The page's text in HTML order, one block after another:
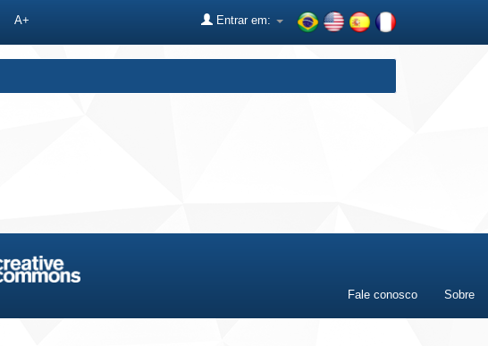
A+ Entrar em:
Fale conosco Sobre